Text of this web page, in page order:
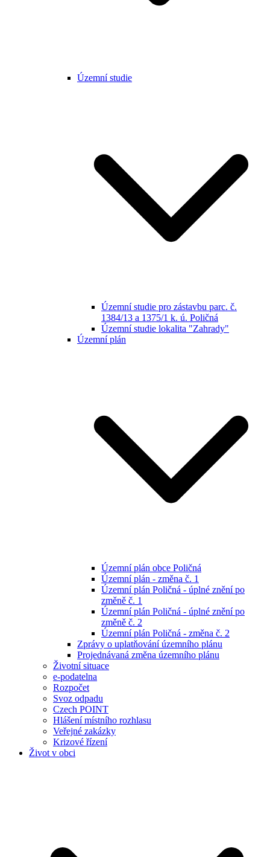
Územní studie
Územní studie pro zástavbu parc. č.
1384/13 a 1375/1 k. ú. Poličná
Územní studie lokalita "Zahrady"
Územní plán
Územní plán obce Poličná
Územní plán - změna č. 1
Územní plán Poličná - úplné znění po
změně č. 1
Územní plán Poličná - úplné znění po
změně č. 2
Územní plán Poličná - změna č. 2
Zprávy o uplatňování územního plánu
Projednávaná změna územního plánu
Životní situace
e-podatelna
Rozpočet
Svoz odpadu
Czech POINT
Hlášení místního rozhlasu
Veřejné zakázky
Krizové řízení
Život v obci